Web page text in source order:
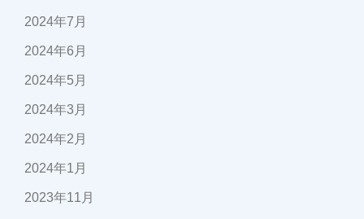
2024年7月
2024年6月
2024年5月
2024年3月
2024年2月
2024年1月
2023年11月